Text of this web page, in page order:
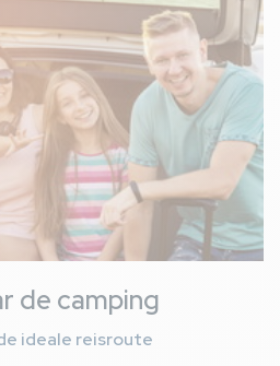
de camping
ideale reisroute